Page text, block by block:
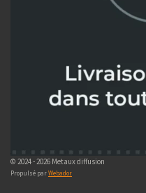
© 2024 - 2026 Metaux diffusion
Propulsé parWebador